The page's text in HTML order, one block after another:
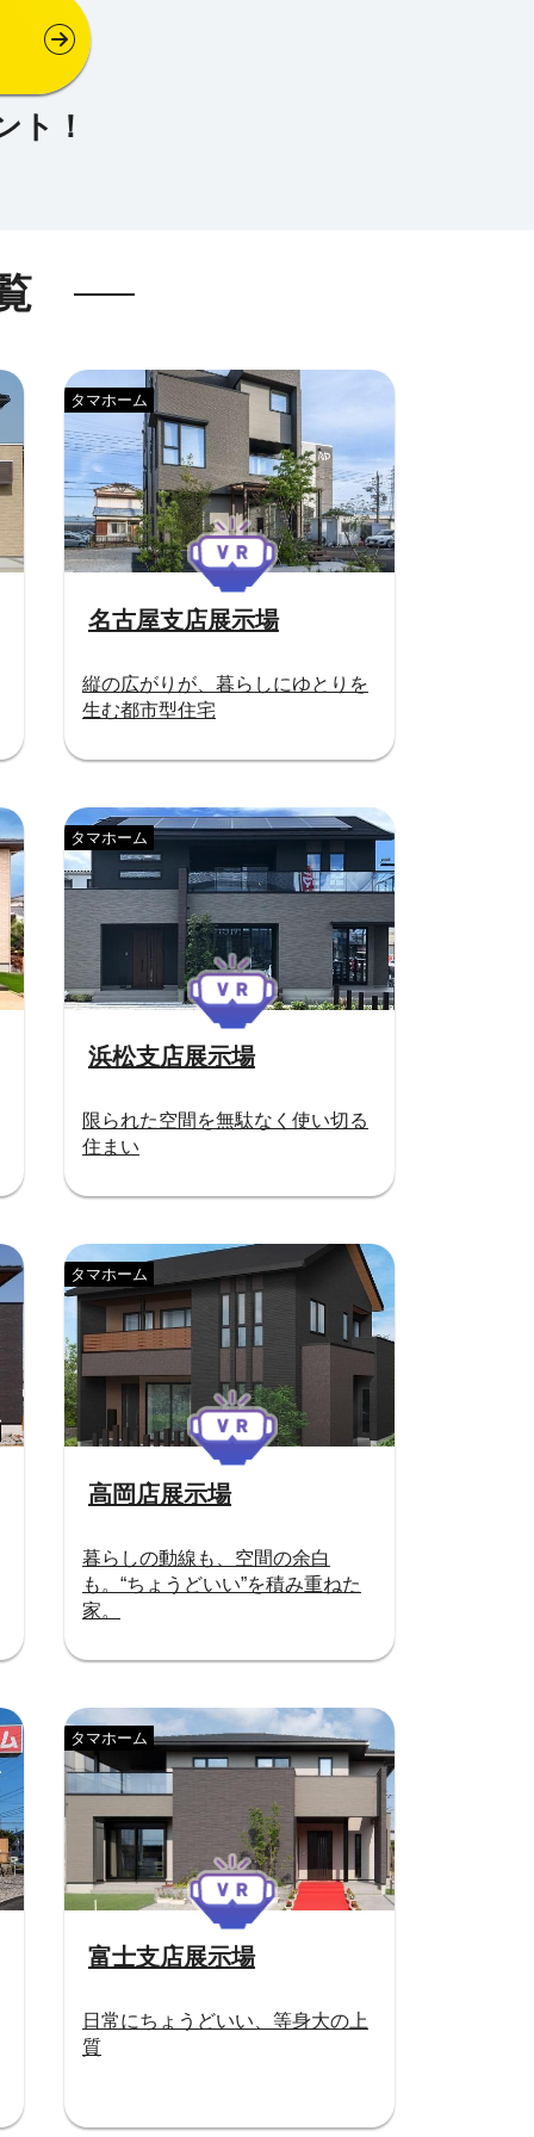
名古屋支店展示場
タマホーム
縦の広がりが、暮らしにゆとりを
生む都市型住宅
浜松支店展示場
タマホーム
限られた空間を無駄なく使い切る
住まい
高岡店展示場
タマホーム
暮らしの動線も、空間の余白
も。“ちょうどいい”を積み重ねた
家。
富士支店展示場
タマホーム
日常にちょうどいい、等身大の上
質